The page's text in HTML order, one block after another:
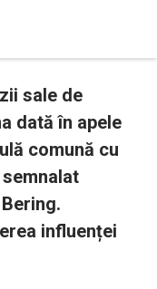
sale de
dată în apele
comună cu
semnalat
influenței